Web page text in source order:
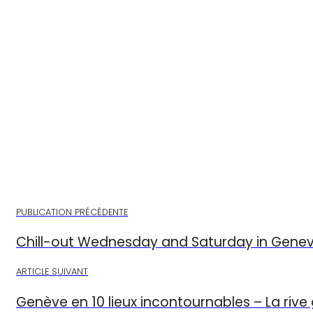
PUBLICATION PRÉCÉDENTE
Chill-out Wednesday and Saturday in
ARTICLE SUIVANT
Genève en 10 lieux incontournables – La